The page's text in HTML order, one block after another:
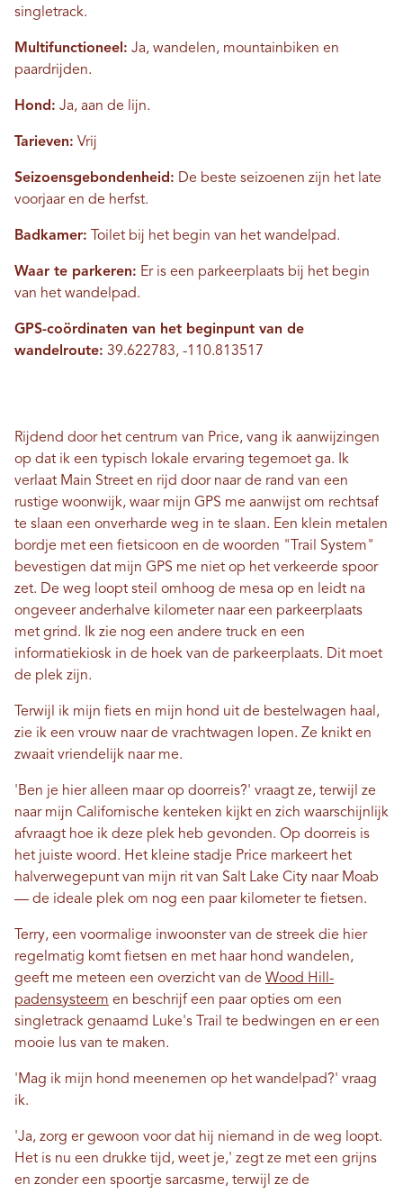
singletrack.
Multifunctioneel: Ja, wandelen, mountainbiken en
paardrijden.
Hond: Ja, aan de lijn.
Tarieven: Vrij
Seizoensgebondenheid: De beste seizoenen zijn het late
voorjaar en de herfst.
Badkamer: Toilet bij het begin van het wandelpad.
Waar te parkeren: Er is een parkeerplaats bij het begin
van het wandelpad.
GPS-coördinaten van het beginpunt van de
wandelroute: 39.622783, -110.813517
Rijdend door het centrum van Price, vang ik aanwijzingen
op dat ik een typisch lokale ervaring tegemoet ga. Ik
verlaat Main Street en rijd door naar de rand van een
rustige woonwijk, waar mijn GPS me aanwijst om rechtsaf
te slaan een onverharde weg in te slaan. Een klein metalen
bordje met een fietsicoon en de woorden "Trail System"
bevestigen dat mijn GPS me niet op het verkeerde spoor
zet. De weg loopt steil omhoog de mesa op en leidt na
ongeveer anderhalve kilometer naar een parkeerplaats
met grind. Ik zie nog een andere truck en een
informatiekiosk in de hoek van de parkeerplaats. Dit moet
de plek zijn.
Terwijl ik mijn fiets en mijn hond uit de bestelwagen haal,
zie ik een vrouw naar de vrachtwagen lopen. Ze knikt en
zwaait vriendelijk naar me.
'Ben je hier alleen maar op doorreis?' vraagt ​​ze, terwijl ze
naar mijn Californische kenteken kijkt en zich waarschijnlijk
afvraagt ​​hoe ik deze plek heb gevonden. Op doorreis is
het juiste woord. Het kleine stadje Price markeert het
halverwegepunt van mijn rit van Salt Lake City naar Moab
— de ideale plek om nog een paar kilometer te fietsen.
Terry, een voormalige inwoonster van de streek die hier
regelmatig komt fietsen en met haar hond wandelen,
geeft me meteen een overzicht van de Wood Hill-
padensysteem en beschrijf een paar opties om een ​​
singletrack genaamd Luke's Trail te bedwingen en er een
mooie lus van te maken.
'Mag ik mijn hond meenemen op het wandelpad?' vraag
ik.
'Ja, zorg er gewoon voor dat hij niemand in de weg loopt.
Het is nu een drukke tijd, weet je,' zegt ze met een grijns
en zonder een spoortje sarcasme, terwijl ze de